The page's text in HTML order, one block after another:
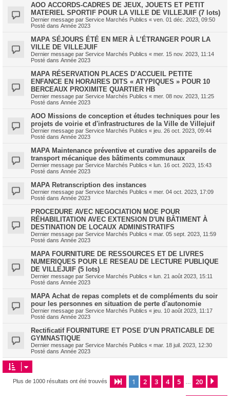
AOO ACCORDS-CADRES DE JEUX, JOUETS ET PETIT
MATERIEL SPORTIF POUR LA VILLE DE VILLEJUIF (7 lots)
Dernier message par Service Marchés Publics « ven. 01 déc. 2023, 09:50
Posté dans Année 2023
MAPA SÉJOURS ÉTÉ EN MER À L’ÉTRANGER POUR LA
VILLE DE VILLEJUIF
Dernier message par Service Marchés Publics « mer. 15 nov. 2023, 11:14
Posté dans Année 2023
MAPA RÉSERVATION PLACES D’ACCUEIL PETITE
ENFANCE EN HORAIRES DITS « ATYPIQUES » POUR 10
BERCEAUX PROXIMITE QUARTIER HB
Dernier message par Service Marchés Publics « mer. 08 nov. 2023, 11:25
Posté dans Année 2023
AOO Missions de conception et études techniques pour les
projets de voirie et d'infrastructures de la Ville de Villejuif
Dernier message par Service Marchés Publics « jeu. 26 oct. 2023, 09:44
Posté dans Année 2023
MAPA Maintenance préventive et curative des appareils de
transport mécanique des bâtiments communaux
Dernier message par Service Marchés Publics « lun. 16 oct. 2023, 15:43
Posté dans Année 2023
MAPA Retranscription des instances
Dernier message par Service Marchés Publics « mer. 04 oct. 2023, 17:09
Posté dans Année 2023
PROCEDURE AVEC NEGOCIATION MOE POUR
RÉHABILITATION AVEC EXTENSION D'UN BÂTIMENT À
DESTINATION DE LOCAUX ADMINISTRATIFS
Dernier message par Service Marchés Publics « mar. 05 sept. 2023, 11:59
Posté dans Année 2023
MAPA FOURNITURE DE RESSOURCES ET DE LIVRES
NUMERIQUES POUR LE RESEAU DE LECTURE PUBLIQUE
DE VILLEJUIF (5 lots)
Dernier message par Service Marchés Publics « lun. 21 août 2023, 15:11
Posté dans Année 2023
MAPA Achat de repas complets et de compléments du soir
pour les personnes en situation de perte d'autonomie
Dernier message par Service Marchés Publics « jeu. 10 août 2023, 11:17
Posté dans Année 2023
Rectificatif FOURNITURE ET POSE D’UN PRATICABLE DE
GYMNASTIQUE
Dernier message par Service Marchés Publics « mar. 18 juil. 2023, 12:30
Posté dans Année 2023
Plus de 1000 résultats ont été trouvés Page 1sur20
1 2 3 4 5 20